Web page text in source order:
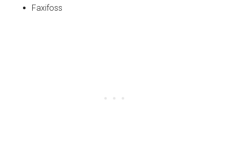
Faxifoss